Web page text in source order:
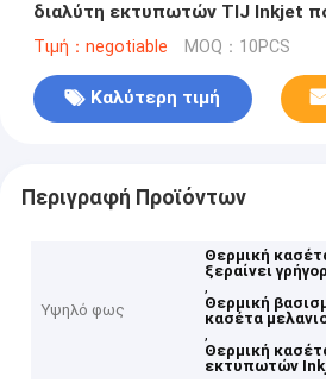
διαλύτη εκτυπωτών TIJ Inkjet
Τιμή：negotiable MOQ：10PCS
Καλύτερη τιμή
Περιγραφή Προϊόντων
Υψηλό φως
Θερμική
ξεραίνει
,
Θερμική
κασέτα
,
Θερμική
εκτυπωτών